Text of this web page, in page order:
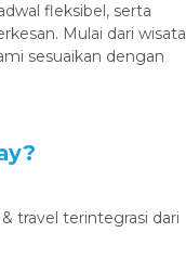
fleksibel, serta
Mulai dari wisata
sesuaikan dengan
travel terintegrasi dari